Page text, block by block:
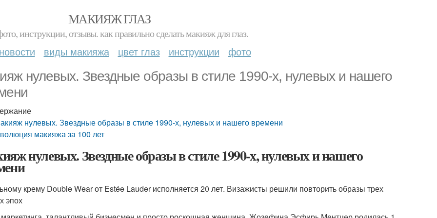
МАКИЯЖ ГЛАЗ
инструкции, отзывы. как правильно сделать макияж для глаз.
виды макияжа цвет глаз инструкции фото
нулевых. Звездные образы в стиле 1990-х, нулевых и нашего
нулевых. Звездные образы в стиле 1990-х, нулевых и нашего времени
макияжа за 100 лет
нулевых. Звездные образы в стиле 1990-х, нулевых и нашего
крему Double Wear от Estée Lauder исполняется 20 лет. Визажисты решили повторить образы трех
эпох